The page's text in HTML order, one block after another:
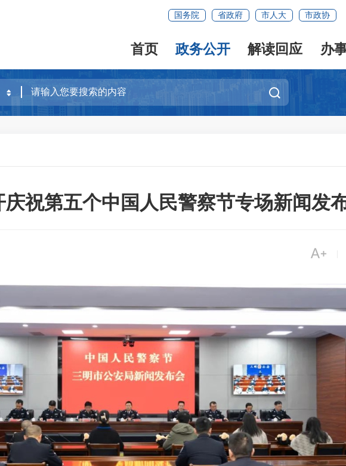
国务院 省政府 市人大 市政协
首页 政务公开 解读回应 办
祝第五个中国人民警察节专场新闻发
